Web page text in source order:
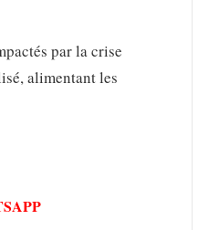
par la crise
alimentant les